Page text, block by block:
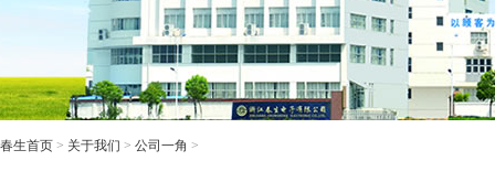
春生首页 > 关于我们 > 公司一角 >